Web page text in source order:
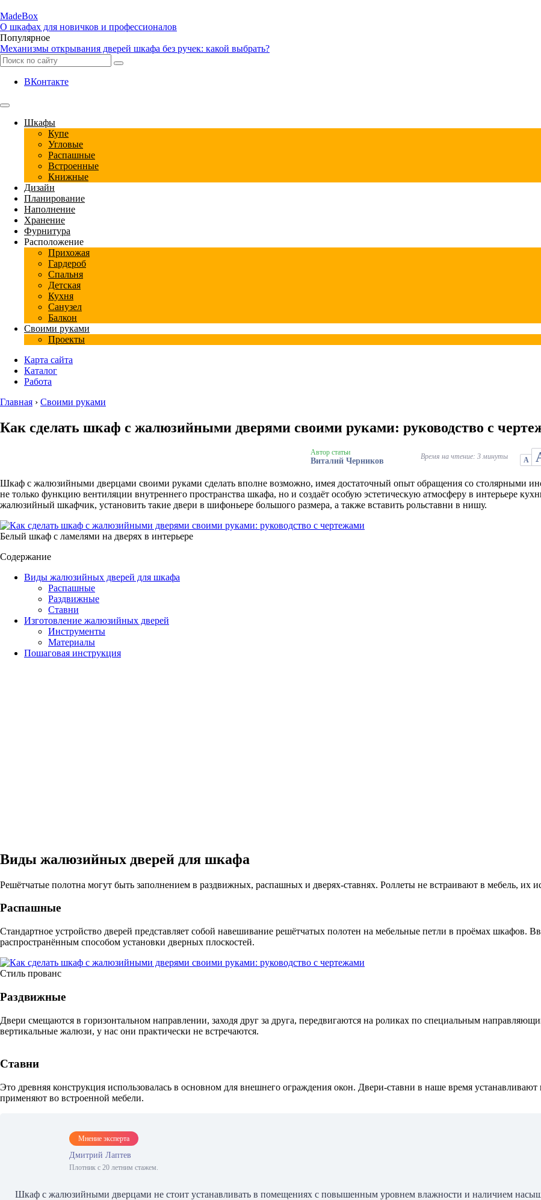
MadeBox
О шкафах для новичков и профессионалов
Популярное
Механизмы открывания дверей шкафа без ручек: какой выбрать?
ВКонтакте
Шкафы
Купе
Угловые
Распашные
Встроенные
Книжные
Дизайн
Планирование
Наполнение
Хранение
Фурнитура
Расположение
Прихожая
Гардероб
Спальня
Детская
Кухня
Санузел
Балкон
Своими руками
Проекты
Карта сайта
Каталог
Работа
Главная › Своими руками
Как сделать шкаф с жалюзийными дверями своими руками: руководство с
Автор статьи
Виталий Черников Время на чтение: 3 минуты А
Шкаф с жалюзийными дверцами своими руками сделать вполне возможно, имея достаточный опыт обращения со столярными
не только функцию вентиляции внутреннего пространства шкафа, но и создаёт особую эстетическую атмосферу в интерьере
жалюзийный шкафчик, установить такие двери в шифоньере большого размера, а также вставить рольставни в нишу.
Белый шкаф с ламелями на дверях в интерьере
Содержание
Виды жалюзийных дверей для шкафа
Распашные
Раздвижные
Ставни
Изготовление жалюзийных дверей
Инструменты
Материалы
Пошаговая инструкция
Виды жалюзийных дверей для шкафа
Решётчатые полотна могут быть заполнением в раздвижных, распашных и дверях-ставнях. Роллеты не встраивают в мебель, их
Распашные
Стандартное устройство дверей представляет собой навешивание решётчатых полотен на мебельные петли в проёмах шкафов.
распространённым способом установки дверных плоскостей.
Стиль прованс
Раздвижные
Двери смещаются в горизонтальном направлении, заходя друг за друга, передвигаются на роликах по специальным
вертикальные жалюзи, у нас они практически не встречаются.
Ставни
Это древняя конструкция использовалась в основном для внешнего ограждения окон. Двери-ставни в наше время
применяют во встроенной мебели.
Мнение эксперта
Дмитрий Лаптев
Плотник с 20 летним стажем.
Шкаф с жалюзийными дверцами не стоит устанавливать в помещениях с повышенным уровнем влажности и наличием